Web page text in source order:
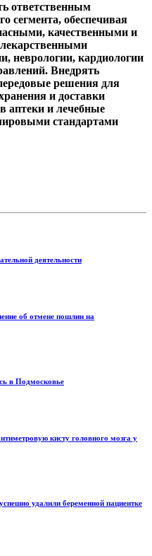
сегмента, обеспечивая
качественными и
неврологии, кардиологии
Внедрять
решения для
и доставки
аптеки и лечебные
стандартами
деятельности
об отмене пошлин на
в Подмосковье
кисту головного мозга у
удалили беременной пациентке